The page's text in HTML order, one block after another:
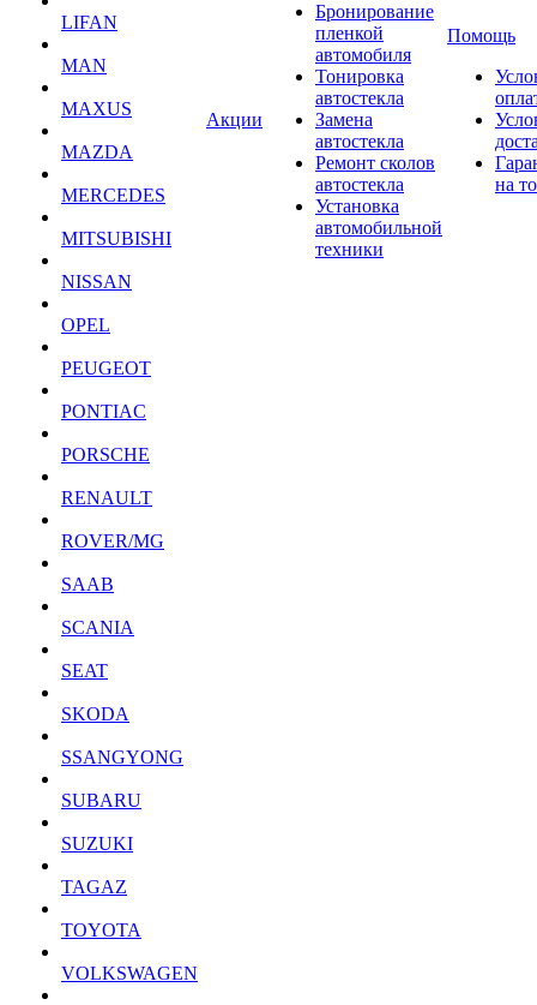
LIFAN
MAN
MAXUS
MAZDA
MERCEDES
MITSUBISHI
NISSAN
OPEL
PEUGEOT
PONTIAC
PORSCHE
RENAULT
ROVER/MG
SAAB
SCANIA
SEAT
SKODA
SSANGYONG
SUBARU
SUZUKI
TAGAZ
TOYOTA
VOLKSWAGEN
Акции
Бронирование
пленкой
автомобиля
Тонировка
автостекла
Замена
автостекла
Ремонт сколов
автостекла
Установка
автомобильной
техники
Помощь
на